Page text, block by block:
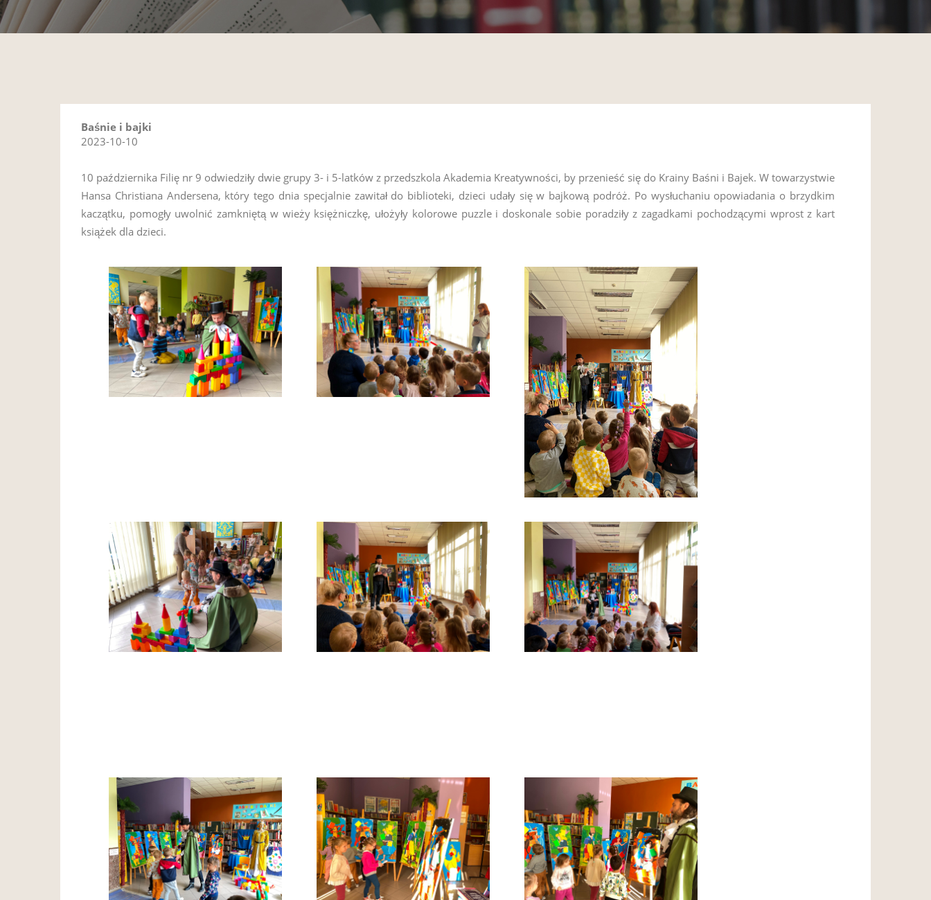
Baśnie i bajki
2023-10-10
10 października Filię nr 9 odwiedziły dwie grupy 3- i 5-latków z przedszkola Akademia Kreatywności, by przenieść się do Krainy Baśni i Bajek. W towarzystwie
Hansa Christiana Andersena, który tego dnia specjalnie zawitał do biblioteki, dzieci udały się w bajkową podróż. Po wysłuchaniu opowiadania o brzydkim
kaczątku, pomogły uwolnić zamkniętą w wieży księżniczkę, ułożyły kolorowe puzzle i doskonale sobie poradziły z zagadkami pochodzącymi wprost z kart
książek dla dzieci.